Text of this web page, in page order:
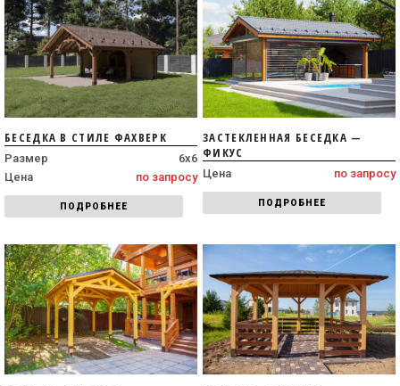
БЕСЕДКА В СТИЛЕ ФАХВЕРК
Размер
6х6
Цена
по запросу
ПОДРОБНЕЕ
ЗАСТЕКЛЕННАЯ БЕСЕДКА —
ФИКУС
Цена по запросу
ПОДРОБНЕЕ